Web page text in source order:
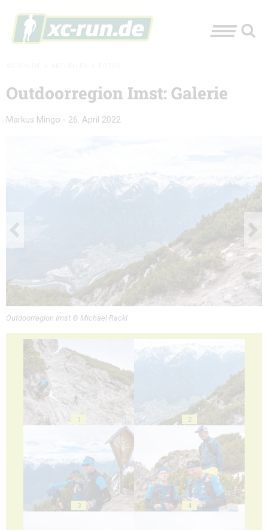
Outdoorregion Imst: Galerie
Markus Mingo - 26. April 2022
Outdoorregion Imst © Michael Rackl
1 2
3 4